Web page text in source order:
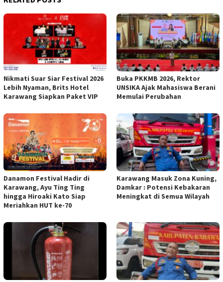
Nikmati Suar Siar Festival 2026
Lebih Nyaman, Brits Hotel
Karawang Siapkan Paket VIP
Buka PKKMB 2026, Rektor
UNSIKA Ajak Mahasiswa Berani
Memulai Perubahan
Danamon Festival Hadir di
Karawang, Ayu Ting Ting
hingga Hiroaki Kato Siap
Meriahkan HUT ke-70
Karawang Masuk Zona Kuning,
Damkar : Potensi Kebakaran
Meningkat di Semua Wilayah